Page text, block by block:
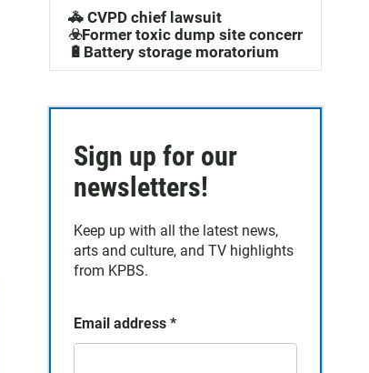
q
u
a
🚓 CVPD chief lawsuit
☣️Former toxic dump site concerns
🔋Battery storage moratorium
Sign up for our
newsletters!
Keep up with all the latest news,
arts and culture, and TV highlights
from KPBS.
Email address *